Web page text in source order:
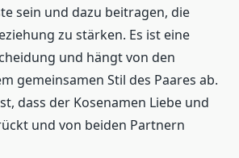
sein und dazu beitragen, die
zu stärken. Es ist eine
und hängt von den
gemeinsamen Stil des Paares ab.
dass der Kosenamen Liebe und
und von beiden Partnern